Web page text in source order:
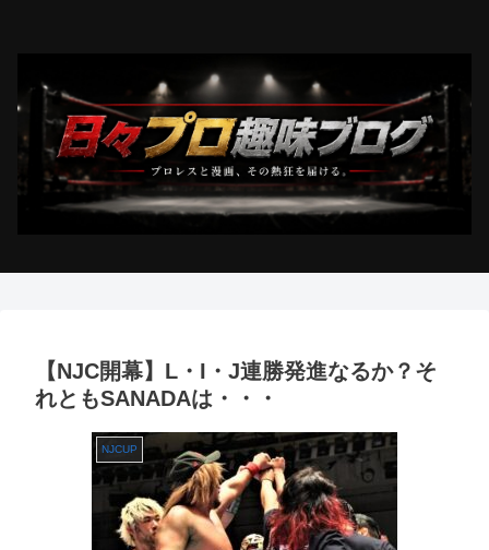
【NJC開幕】L・I・J連勝発進なるか？そ
れともSANADAは・・・
NJCUP